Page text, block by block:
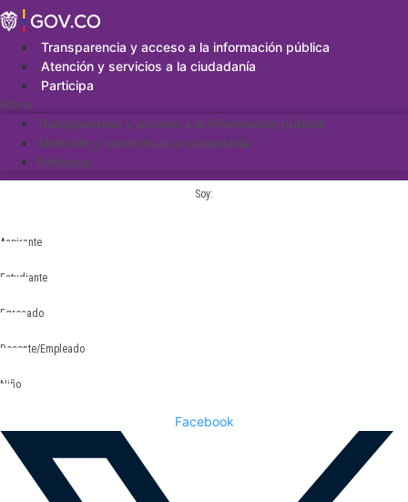
Saltar
al
contenidoTransparencia y acceso a la información pública
Atención y servicios a la ciudadanía
Participa
Menu
Transparencia y acceso a la información pública
Atención y servicios a la ciudadanía
Participa
Soy:
Aspirante
Estudiante
Egresado
Docente/Empleado
Niño
Facebook